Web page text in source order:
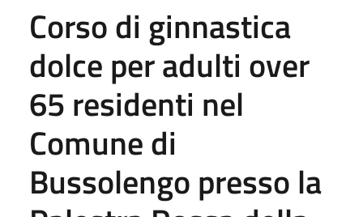
Corso di ginnastica
dolce per adulti over
65 residenti nel
Comune di
Bussolengo presso la